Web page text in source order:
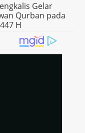
Gelar
Qurban pada
H